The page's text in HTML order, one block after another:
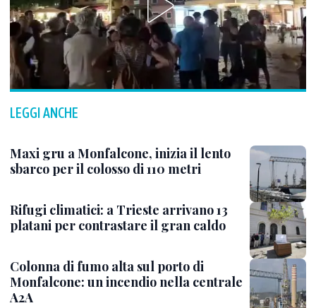
LEGGI ANCHE
Maxi gru a Monfalcone, inizia il lento
sbarco per il colosso di 110 metri
Rifugi climatici: a Trieste arrivano 13
platani per contrastare il gran caldo
Colonna di fumo alta sul porto di
Monfalcone: un incendio nella centrale
A2A